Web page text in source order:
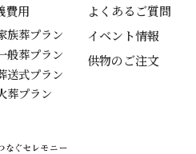
費用
族葬プラン
般葬プラン
送式プラン
葬プラン
よくあるご質問
イベント情報
供物のご注文